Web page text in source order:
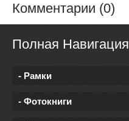
Комментарии (0)
Полная Навигация
- Рамки
- Фотокниги